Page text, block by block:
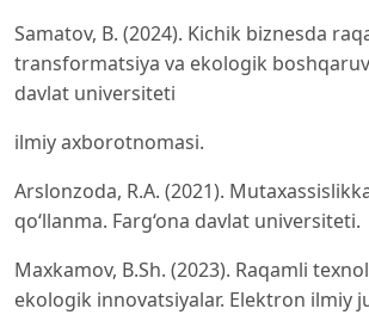
Samatov, B. (2024). Kichik biznesda
transformatsiya va ekologik
davlat universiteti
ilmiy axborotnomasi.
Arslonzoda, R.A. (2021).
qo‘llanma. Farg‘ona davlat universiteti.
Maxkamov, B.Sh. (2023). Raqamli
ekologik innovatsiyalar. Elektron ilmiy